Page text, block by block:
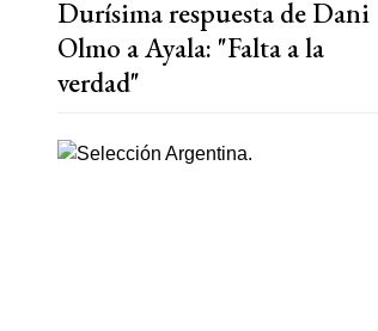
Durísima respuesta de Dani
Olmo a Ayala: "Falta a la
verdad"